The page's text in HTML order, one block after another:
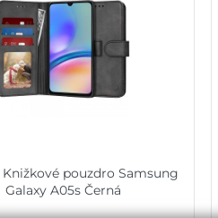
Knižkové pouzdro Samsung
Galaxy A05s Černá